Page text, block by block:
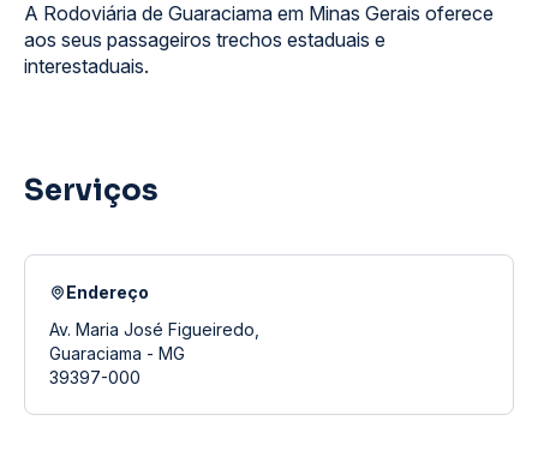
A Rodoviária de Guaraciama em Minas Gerais oferece
aos seus passageiros trechos estaduais e
interestaduais.
Serviços
Endereço
Av. Maria José Figueiredo,
Guaraciama - MG
39397-000